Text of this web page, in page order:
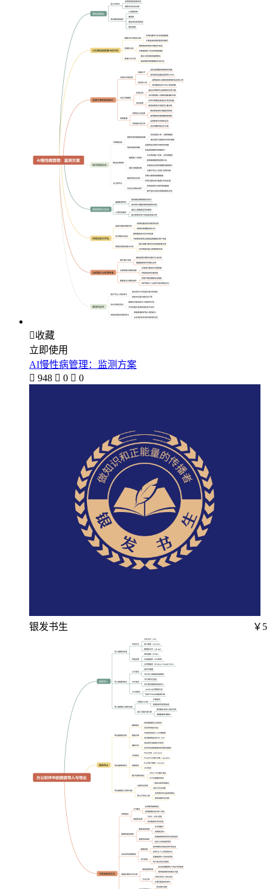
收藏
立即使用
AI慢性病管理：监测方案
 948  0  0
银发书生 ￥5